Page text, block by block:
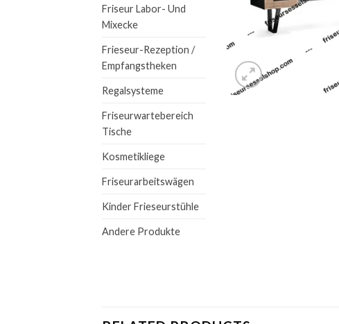
Friseur Labor- Und
Mixecke
Frieseur-Rezeption /
Empfangstheken
Regalsysteme
Friseurwartebereich
Tische
Kosmetikliege
Friseurarbeitswägen
Kinder Frieseurstühle
Andere Produkte